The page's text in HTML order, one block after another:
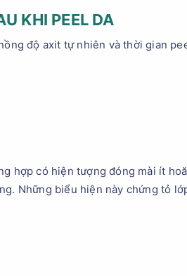
KHI PEEL DA
độ axit tự nhiên và thời gian
hợp có hiện tượng đóng mài ít
Những biểu hiện này chứng tỏ